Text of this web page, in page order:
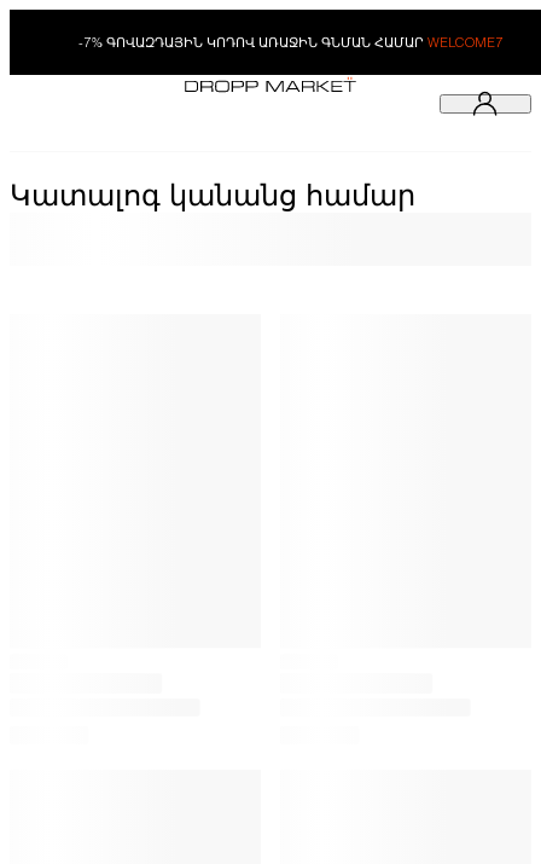
-7% ԳՈՎԱԶԴԱՅԻՆ ԿՈԴՈՎ ԱՌԱՋԻՆ ԳՆՄԱՆ ՀԱՄԱՐ WELCOME7
Կատալոգ կանանց համար